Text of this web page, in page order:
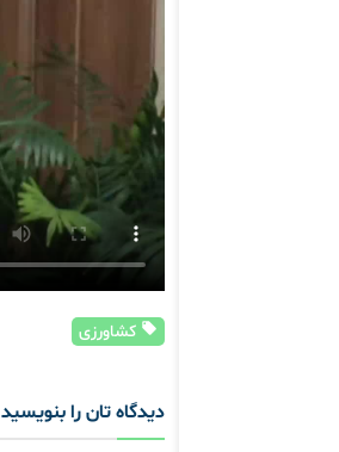
کشاورزی
دیدگاه تان را بنویسید